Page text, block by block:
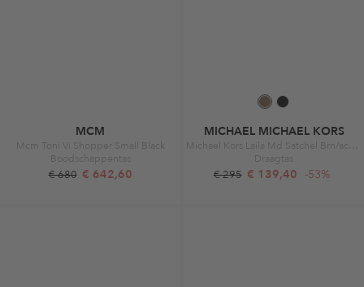
MCM
Mcm Toni Vi Shopper Small Black
Boodschappentas
€ 680 € 642,60
MICHAEL MICHAEL KORS
Draagtas
€ 295 € 139,40 -53%